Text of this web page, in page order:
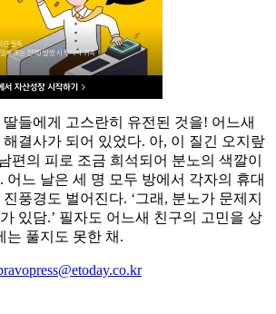
들에게 고스란히 유전된 것을! 어느새
결사가 되어 있었다. 아, 이 질긴 오지랖
편의 피로 조금 희석되어 분노의 색깔이
어느 날은 세 명 모두 방에서 각자의 휴대
풍경도 벌어진다. ‘그래, 분노가 문제지
있담.’ 필자도 어느새 친구의 고민을 상
는 풀지도 못한 채.